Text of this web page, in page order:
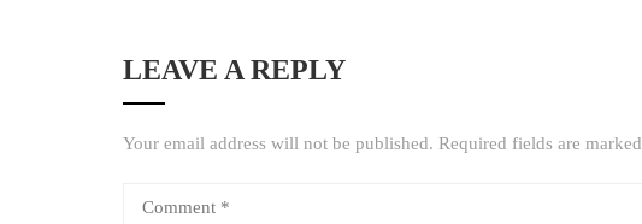
LEAVE A REPLY
Your email address will not be published. Required fields are marked